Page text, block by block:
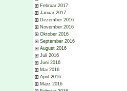
Februar 2017
Januar 2017
Dezember 2016
November 2016
Oktober 2016
September 2016
August 2016
Juli 2016
Juni 2016
Mai 2016
April 2016
März 2016